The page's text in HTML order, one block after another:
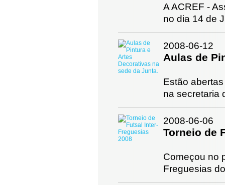
A ACREF -
no dia 14 de
2008-06-12
Aulas de
Estão
na secretaria
2008-06-06
Torneio de
Começou no
Freguesias